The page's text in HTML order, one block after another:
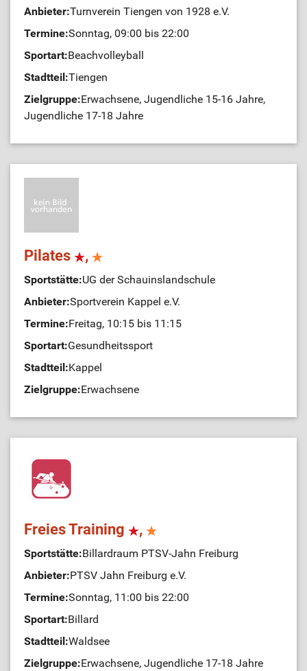
Anbieter:Turnverein Tiengen von 1928 e.V.
Termine:Sonntag, 09:00 bis 22:00
Sportart:Beachvolleyball
Stadtteil:Tiengen
Zielgruppe:Erwachsene, Jugendliche 15-16 Jahre,
Jugendliche 17-18 Jahre
Pilates ,
Sportstätte:UG der Schauinslandschule
Anbieter:Sportverein Kappel e.V.
Termine:Freitag, 10:15 bis 11:15
Sportart:Gesundheitssport
Stadtteil:Kappel
Zielgruppe:Erwachsene
Freies Training ,
Sportstätte:Billardraum PTSV-Jahn Freiburg
Anbieter:PTSV Jahn Freiburg e.V.
Termine:Sonntag, 11:00 bis 22:00
Sportart:Billard
Stadtteil:Waldsee
Zielgruppe:Erwachsene, Jugendliche 17-18 Jahre